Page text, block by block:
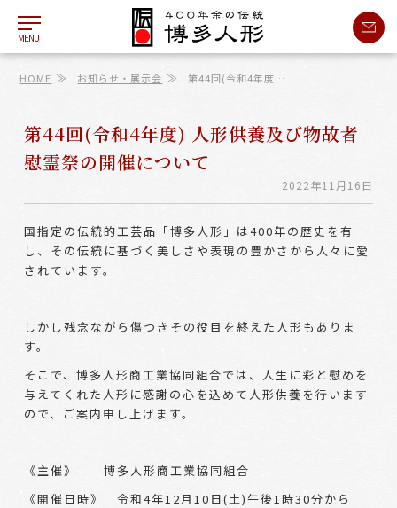
MENU
HOME ≫ お知らせ・展示会 ≫第44回(令和4年度…
第44回(令和4年度) 人形供養及び物故者
慰霊祭の開催について
2022年11月16日
国指定の伝統的工芸品「博多人形」は400年の歴史を有
し、その伝統に基づく美しさや表現の豊かさから人々に愛
されています。
しかし残念ながら傷つきその役目を終えた人形もありま
す。
そこで、博多人形商工業協同組合では、人生に彩と慰めを
与えてくれた人形に感謝の心を込めて人形供養を行います
ので、ご案内申し上げます。
《主催》 博多人形商工業協同組合
《開催日時》 令和4年12月10日(土)午後1時30分から